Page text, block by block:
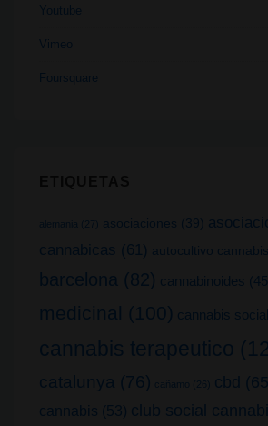
Youtube
Vimeo
Foursquare
alemania (27) asociaciones (39)
cannabicas (61) autocultivo cannabis
barcelona (82) cannabinoides
medicinal (100) cannabis
cannabis terapeutico
catalunya (76) cañamo (26) cbd
cannabis (53) club social